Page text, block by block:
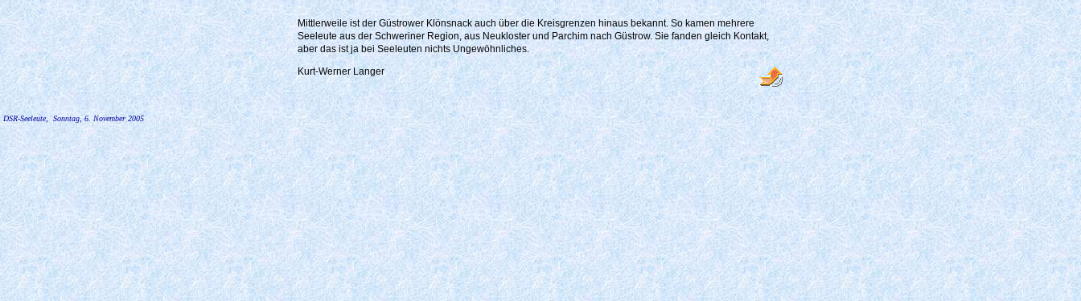
Mittlerweile ist der Güstrower Klönsnack auch über die Kreisgrenzen hinaus bekannt. So kamen mehrere
Seeleute aus der Schweriner Region, aus Neukloster und Parchim nach Güstrow. Sie fanden gleich Kontakt,
aber das ist ja bei Seeleuten nichts Ungewöhnliches.
Kurt-Werner Langer
DSR-Seeleute,Sonntag, 6. November 2005